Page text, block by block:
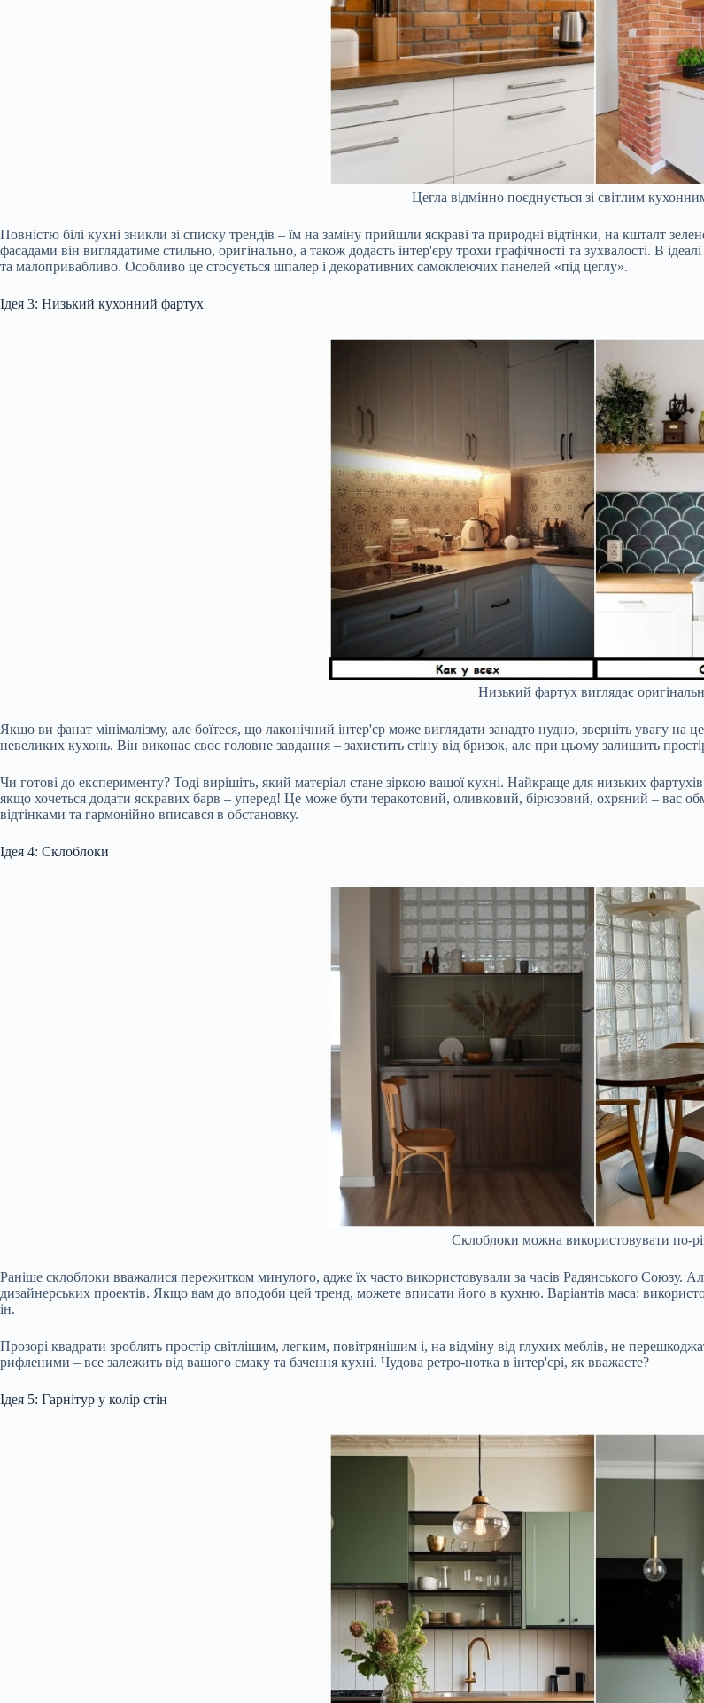
Цегла відмінно поєднується зі світлим
Повністю білі кухні зникли зі списку трендів – їм на заміну прийшли яскраві та природні відтінки, на кшталт
фасадами він виглядатиме стильно, оригінально, а також додасть інтер'єру трохи графічності та зухвалості. В
та малопривабливо. Особливо це стосується шпалер і декоративних самоклеючих панелей «під цеглу».
Ідея 3: Низький кухонний фартух
Низький фартух виглядає
Якщо ви фанат мінімалізму, але боїтеся, що лаконічний інтер'єр може виглядати занадто нудно, зверніть увагу
невеликих кухонь. Він виконає своє головне завдання – захистить стіну від бризок, але при цьому залишить
Чи готові до експерименту? Тоді вирішіть, який матеріал стане зіркою вашої кухні. Найкраще для низьких
якщо хочеться додати яскравих барв – уперед! Це може бути теракотовий, оливковий, бірюзовий, охряний – вас
відтінками та гармонійно вписався в обстановку.
Ідея 4: Склоблоки
Склоблоки можна використовувати по-
Раніше склоблоки вважалися пережитком минулого, адже їх часто використовували за часів Радянського Союзу.
дизайнерських проектів. Якщо вам до вподоби цей тренд, можете вписати його в кухню. Варіантів маса:
ін.
Прозорі квадрати зроблять простір світлішим, легким, повітрянішим і, на відміну від глухих меблів, не
рифленими – все залежить від вашого смаку та бачення кухні. Чудова ретро-нотка в інтер'єрі, як вважаєте?
Ідея 5: Гарнітур у колір стін